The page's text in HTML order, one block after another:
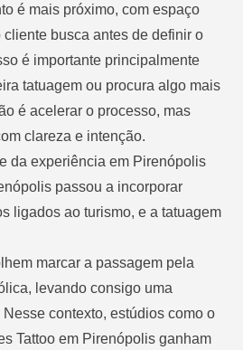
é mais próximo, com espaço
cliente busca antes de definir o
é importante principalmente
tatuagem ou procura algo mais
é acelerar o processo, mas
clareza e intenção.
da experiência em Pirenópolis
passou a incorporar
ligados ao turismo, e a tatuagem
marcar a passagem pela
levando consigo uma
contexto, estúdios como o
Tattoo em Pirenópolis ganham